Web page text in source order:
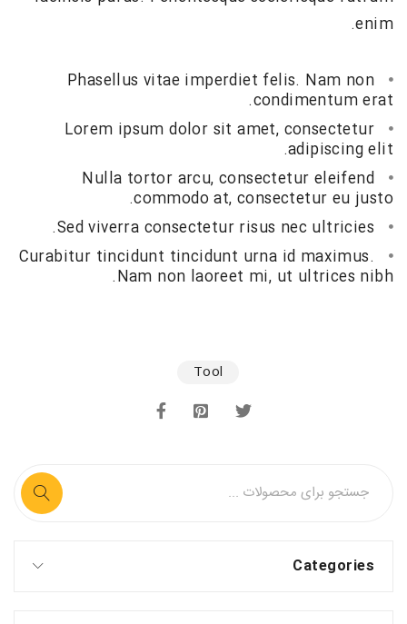
enim.
Phasellus vitae imperdiet felis. Nam non
condimentum erat.
Lorem ipsum dolor sit amet, consectetur
adipiscing elit.
Nulla tortor arcu, consectetur eleifend
commodo at, consectetur eu justo.
Sed viverra consectetur risus nec ultricies.
Curabitur tincidunt tincidunt urna id maximus.
Nam non laoreet mi, ut ultrices nibh.
Tool
Categories